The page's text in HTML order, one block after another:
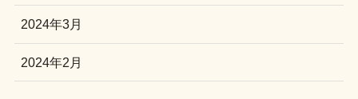
2024年3月
2024年2月